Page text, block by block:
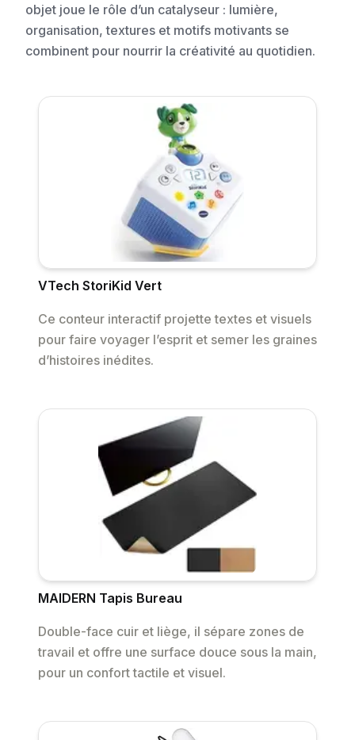
objet joue le rôle d’un catalyseur : lumière,
organisation, textures et motifs motivants se
combinent pour nourrir la créativité au quotidien.
VTech StoriKid Vert
Ce conteur interactif projette textes et visuels
pour faire voyager l’esprit et semer les graines
d’histoires inédites.
MAIDERN Tapis Bureau
Double-face cuir et liège, il sépare zones de
travail et offre une surface douce sous la main,
pour un confort tactile et visuel.